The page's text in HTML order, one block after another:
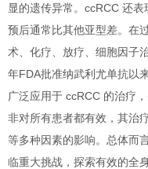
显的遗传异常。ccRCC 还
预后通常比其他亚型差。在
术、化疗、放疗、细胞因子
年FDA批准纳武利尤单抗以
广泛应用于 ccRCC 的治疗
非对所有患者都有效，其治
等多种因素的影响。总体而
临重大挑战，探索有效的全